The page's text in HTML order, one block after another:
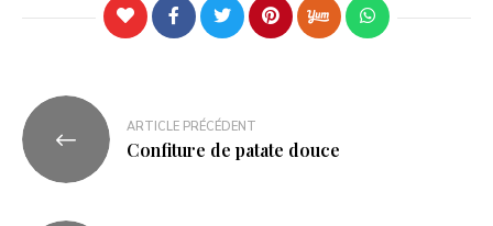
ARTICLE PRÉCÉDENT
Confiture de patate douce